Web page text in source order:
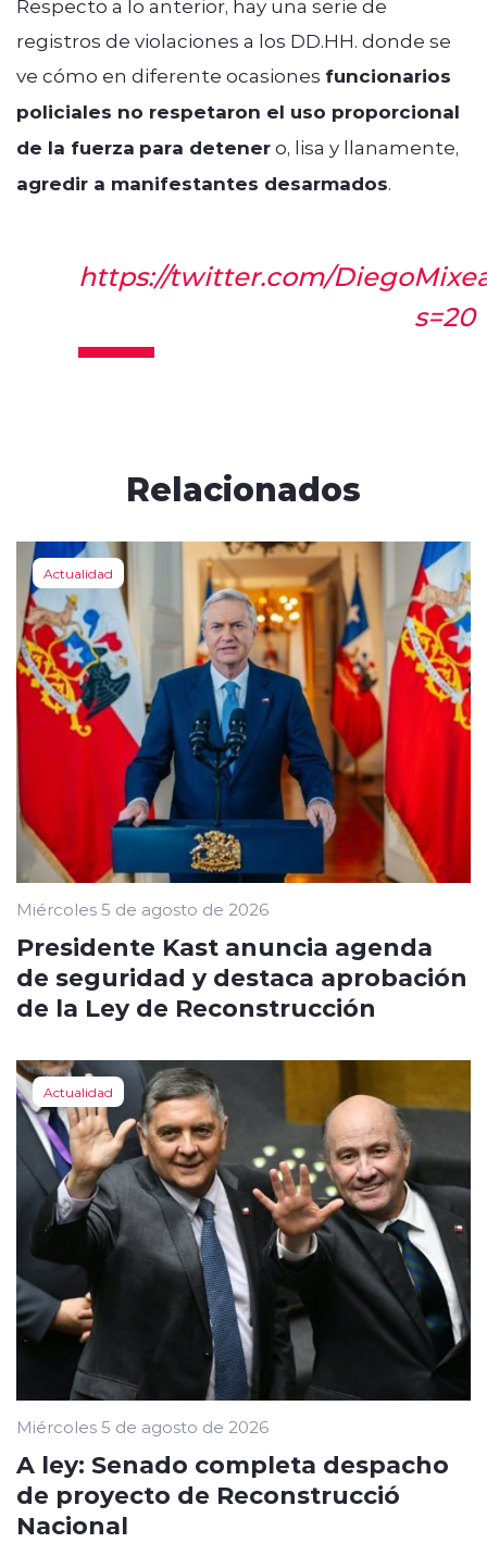
Respecto a lo anterior, hay una serie de
registros de violaciones a los DD.HH. donde se
ve cómo en diferente ocasiones funcionarios
policiales no respetaron el uso proporcional
de la fuerza para detenero, lisa y llanamente,
agredir a manifestantes desarmados.
https://twitter.com/
s=20
Relacionados
Actualidad
Miércoles 5 de agosto de 2026
Presidente Kast anuncia agenda
de seguridad y destaca aprobación
de la Ley de Reconstrucción
Actualidad
Miércoles 5 de agosto de 2026
A ley: Senado completa despacho
de proyecto de Reconstrucció
Nacional